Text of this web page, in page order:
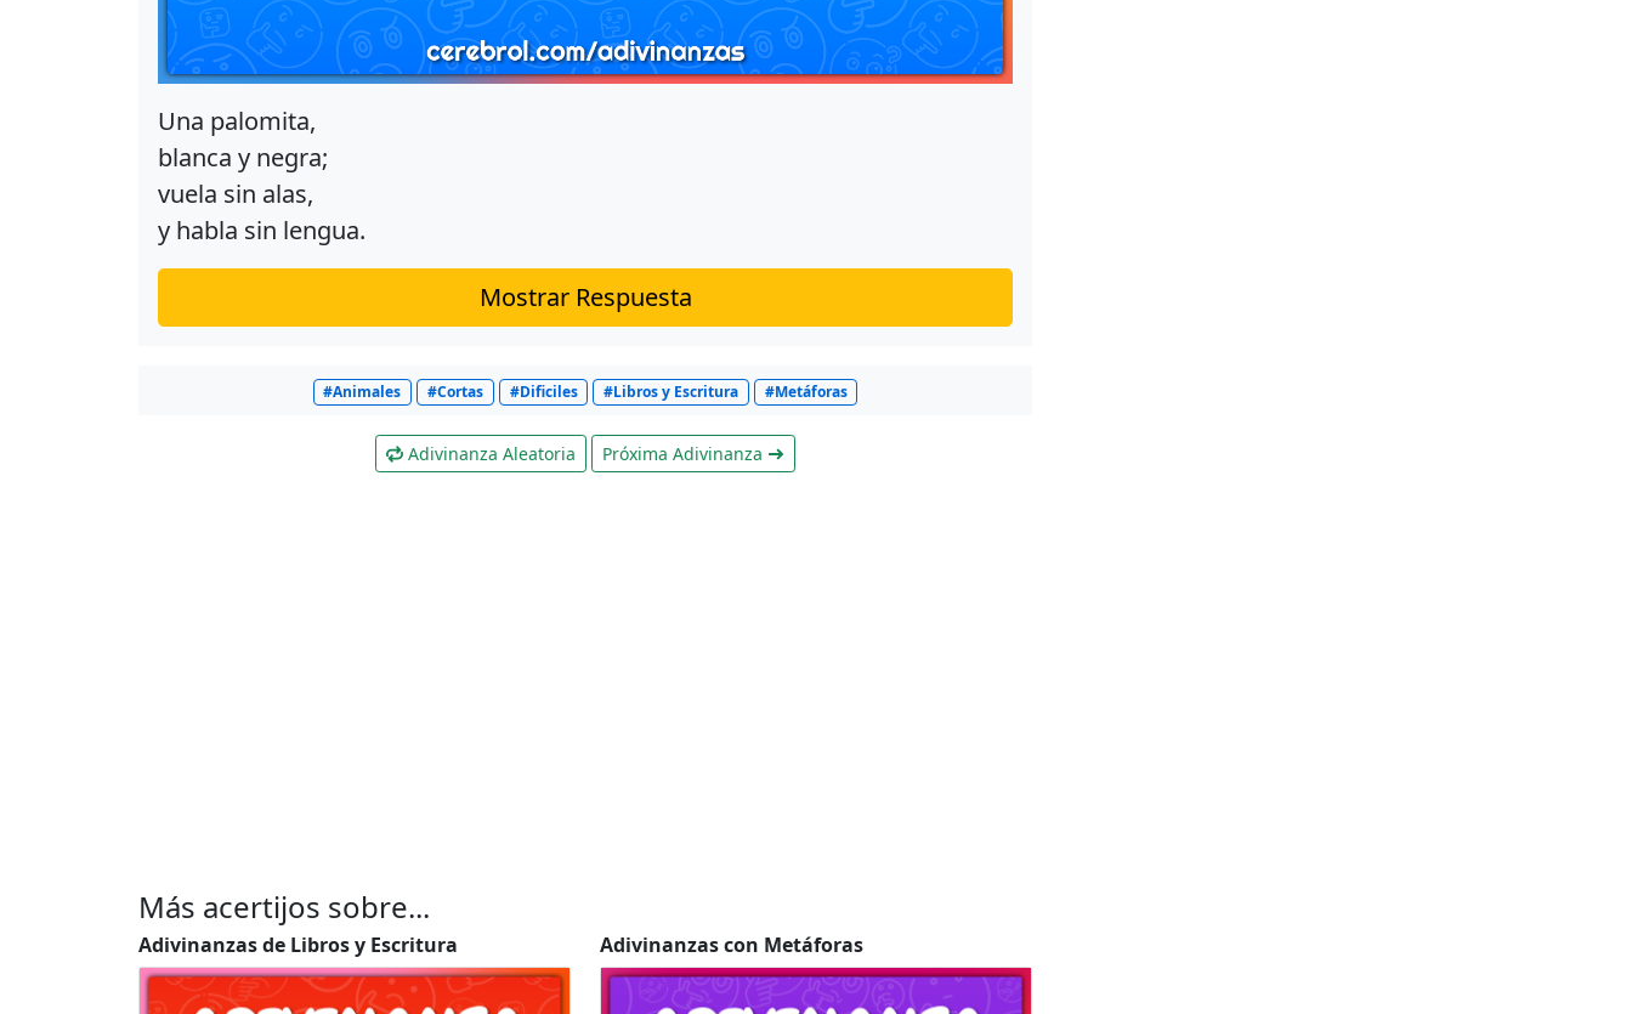
Una palomita,
blanca y negra;
vuela sin alas,
y habla sin lengua.
Mostrar Respuesta
#Animales #Cortas #Dificiles #Libros y Escritura #Metáforas
Adivinanza Aleatoria Próxima Adivinanza
Más acertijos sobre...
Adivinanzas de Libros y Escritura Adivinanzas con Metáforas